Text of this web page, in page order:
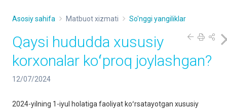
Asosiy sahifa Matbuot xizmati So'nggi yangiliklar
Qaysi hududda xususiy
korxonalar koʻproq joylashgan?
12/07/2024
2024-yilning 1-iyul holatiga faoliyat koʻrsatayotgan xususiy